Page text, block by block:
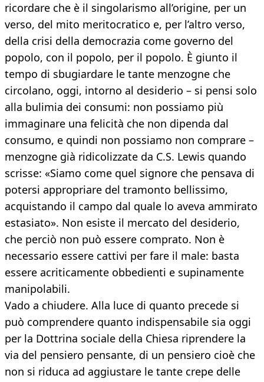
ricordare che è il singolarismo all’origine, per un
verso, del mito meritocratico e, per l’altro verso,
della crisi della democrazia come governo del
popolo, con il popolo, per il popolo. È giunto il
tempo di sbugiardare le tante menzogne che
circolano, oggi, intorno al desiderio – si pensi solo
alla bulimia dei consumi: non possiamo più
immaginare una felicità che non dipenda dal
consumo, e quindi non possiamo non comprare –
menzogne già ridicolizzate da C.S. Lewis quando
scrisse: «Siamo come quel signore che pensava di
potersi appropriare del tramonto bellissimo,
acquistando il campo dal quale lo aveva ammirato
estasiato». Non esiste il mercato del desiderio,
che perciò non può essere comprato. Non è
necessario essere cattivi per fare il male: basta
essere acriticamente obbedienti e supinamente
manipolabili.
Vado a chiudere. Alla luce di quanto precede si
può comprendere quanto indispensabile sia oggi
per la Dottrina sociale della Chiesa riprendere la
via del pensiero pensante, di un pensiero cioè che
non si riduca ad aggiustare le tante crepe delle